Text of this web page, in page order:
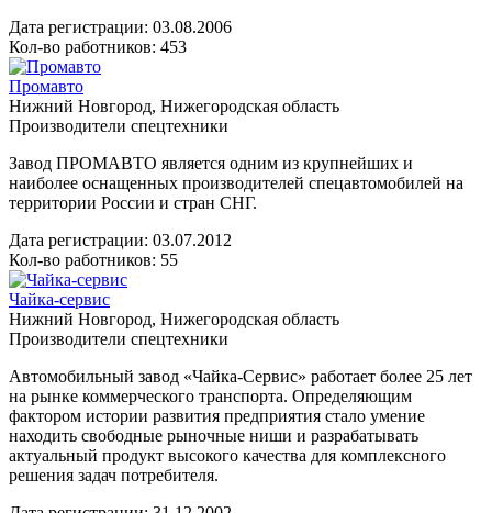
Дата регистрации: 03.08.2006
Кол-во работников: 453
Промавто
Нижний Новгород, Нижегородская область
Производители спецтехники
Завод ПРОМАВТО является одним из крупнейших и
наиболее оснащенных производителей спецавтомобилей на
территории России и стран СНГ.
Дата регистрации: 03.07.2012
Кол-во работников: 55
Чайка-сервис
Нижний Новгород, Нижегородская область
Производители спецтехники
Автомобильный завод «Чайка-Сервис» работает более 25 лет
на рынке коммерческого транспорта. Определяющим
фактором истории развития предприятия стало умение
находить свободные рыночные ниши и разрабатывать
актуальный продукт высокого качества для комплексного
решения задач потребителя.